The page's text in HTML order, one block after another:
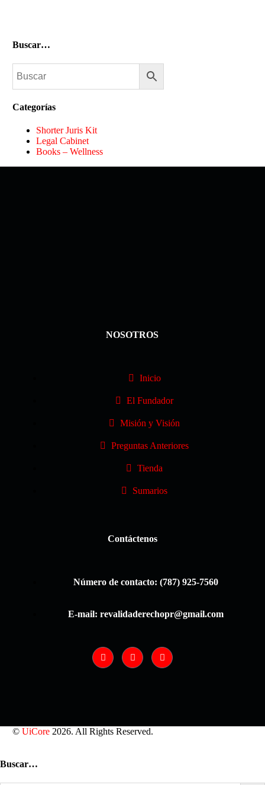
Buscar…
Categorías
Shorter Juris Kit
Legal Cabinet
Books – Wellness
NOSOTROS
Inicio
El Fundador
Misión y Visión
Preguntas Anteriores
Tienda
Sumarios
Contáctenos
Número de contacto: (787) 925-7560
E-mail: revalidaderechopr@gmail.com
©UiCore 2026. All Rights Reserved.
Buscar…